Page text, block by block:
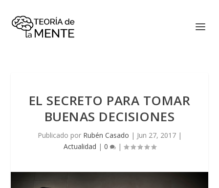
EL SECRETO PARA TOMAR
BUENAS DECISIONES
Publicado por Rubén Casado | Jun 27, 2017|
Actualidad | 0 |